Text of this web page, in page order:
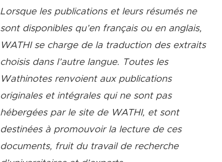
Lorsque les publications et leurs résumés ne
sont disponibles qu’en français ou en anglais,
WATHI se charge de la traduction des extraits
choisis dans l’autre langue. Toutes les
Wathinotes renvoient aux publications
originales et intégrales qui ne sont pas
hébergées par le site de WATHI, et sont
destinées à promouvoir la lecture de ces
documents, fruit du travail de recherche